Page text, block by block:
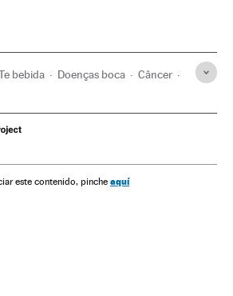
bebida Doenças boca Câncer
este contenido, pinche aquí